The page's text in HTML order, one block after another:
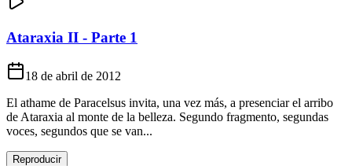
Ataraxia II - Parte 1
18 de abril de 2012
El athame de Paracelsus invita, una vez más, a presenciar el arribo
de Ataraxia al monte de la belleza. Segundo fragmento, segundas
voces, segundos que se van...
Reproducir